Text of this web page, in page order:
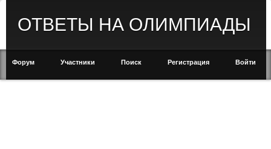
ОТВЕТЫ НА ОЛИМПИАДЫ
Форум Участники Поиск Регистрация Войти